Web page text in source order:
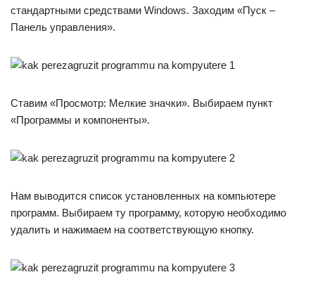
стандартными средствами Windows. Заходим «Пуск –
Панель управления».
Ставим «Просмотр: Мелкие значки». Выбираем пункт
«Программы и компоненты».
Нам выводится список установленных на компьютере
программ. Выбираем ту программу, которую необходимо
удалить и нажимаем на соответствующую кнопку.